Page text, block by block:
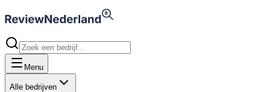
Menu
Alle bedrijven